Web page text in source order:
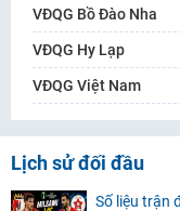
VĐQG Bồ Đào Nha
VĐQG Hy Lạp
VĐQG Việt Nam
Lịch sử đối đầu
Số liệu trận